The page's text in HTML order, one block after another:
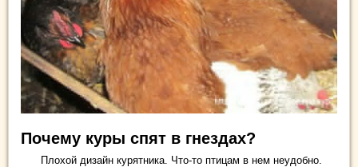
Почему куры спят в гнездах?
Плохой дизайн курятника. Что-то птицам в нем неудобно.